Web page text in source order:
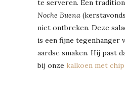
te serveren. Een
Noche Buena
niet ontbreken. Deze
is een fijne tegenhanger
aardse smaken. Hij past
bij onze kalkoen met